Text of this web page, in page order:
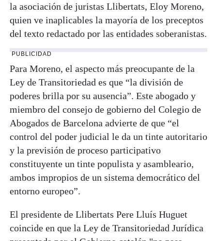
la asociación de juristas Llibertats, Eloy Moreno,
quien ve inaplicables la mayoría de los preceptos
del texto redactado por las entidades soberanistas.
PUBLICIDAD
Para Moreno, el aspecto más preocupante de la
Ley de Transitoriedad es que “la división de
poderes brilla por su ausencia”. Este abogado y
miembro del consejo de gobierno del Colegio de
Abogados de Barcelona advierte de que “el
control del poder judicial le da un tinte autoritario
y la previsión de proceso participativo
constituyente un tinte populista y asambleario,
ambos impropios de un sistema democrático del
entorno europeo”.
El presidente de Llibertats Pere Lluís Huguet
coincide en que la Ley de Transitoriedad Jurídica